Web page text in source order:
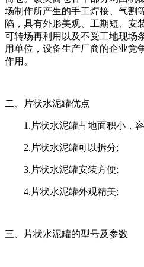
场制作所产生的手工焊接、气割
陷，具有外形美观、工期短、安
可转场再利用以及不受工地现场
用单位，设备生产厂商的企业竞
作用。
二、片状水泥罐优点
1.片状水泥罐占地面积小，容
2.片状水泥罐可以拆分;
3.片状水泥罐安装方便;
4.片状水泥罐外观精美;
三、片状水泥罐的型号及参数